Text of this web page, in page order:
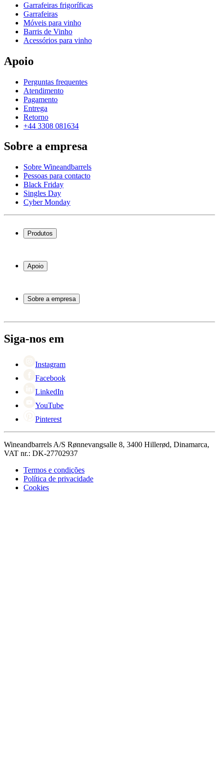
Garrafeiras frigoríficas
Garrafeiras
Móveis para vinho
Barris de Vinho
Acessórios para vinho
Apoio
Perguntas frequentes
Atendimento
Pagamento
Entrega
Retorno
+44 3308 081634
Sobre a empresa
Sobre Wineandbarrels
Pessoas para contacto
Black Friday
Singles Day
Cyber Monday
Produtos
Garrafeiras
Móveis para vinho
Apoio
Atendimento
Pagamento
Retorno
Sobre a empresa
Black Friday
Singles Day
Siga-nos em
Instagram
Facebook
LinkedIn
YouTube
Pinterest
Wineandbarrels A/S Rønnevangsalle 8, 3400 Hillerød, Dinamarca,
VAT nr.: DK-27702937
Termos e condições
Política de privacidade
Cookies